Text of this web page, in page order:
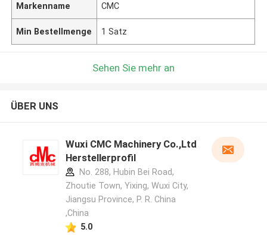
Markenname CMC
Min Bestellmenge 1 Satz
Sehen Sie mehr an
ÜBER UNS
Wuxi CMC Machinery Co.,Ltd
Herstellerprofil
No. 288, Hubin Bei Road,
Zhoutie Town, Yixing, Wuxi City,
Jiangsu Province, P. R. China
,China
5.0